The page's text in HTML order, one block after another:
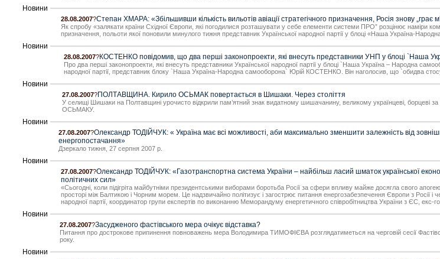
Новини
28.08.2007?Степан ХМАРА: «Збільшивши кількість вильотів авіації стратегічного призначення, Росія знову
Як спробу «залякати країни Східної Європи, які погодилися розташувати у себе елементи системи ПРО” розцінює наміри
призначення, польоти якої поновили минулого тижня представник Української народної партії у блоці «Наша Україна-
Новини
28.08.2007?КОСТЕНКО повідомив, що два перші законопроекти, які внесуть представники УНП у блоці `Наша
Про два перші законопроекти, які внесуть представники Української народної партії у блоці `Наша Україна – Народна
народної партії, представник блоку `Наша Україна-Народна самооборона` Юрій КОСТЕНКО. Він наголосив, що `обидва
Новини
27.08.2007?ПОЛТАВЩИНА. Кирило ОСЬМАК повертається в Шишаки. Через століття
У селищі Шишаки на Полтавщині урочисто відкрили пам’ятний знак видатному шишачанину, великому українцеві, борцеві за
ОСЬМАКУ.
Новини
27.08.2007?Олександр ТОДІЙЧУК: « Україна має всі можливості, аби максимально зменшити залежність від
енергопостачання»
Дзеркало тижня, 27 серпня 2007 р.
Новини
27.08.2007?Олександр ТОДІЙЧУК: «Газотранспортна система України – найбільш ласий шматок української
політичних сил»
«Сьогодні, коли підігріта майбутніми президентськими виборами боротьба Росії за сфери впливу майже досягла свого
просторі між Балтикою і Чорним морем. Це надзвичайно політизує і загострює питання енергозабезпечення Європи з Росії
народної партії, координатор групи експертів по виконанню Меморандуму енергетичного співробітництва України з ЄС,
Новини
27.08.2007?Засудженого фастівського мера очікує відставка?
Питання про дострокове припинення повноважень мера Володимира ТИМОФІЄВА розглядатиметься на черговій сесії
року.
Новини